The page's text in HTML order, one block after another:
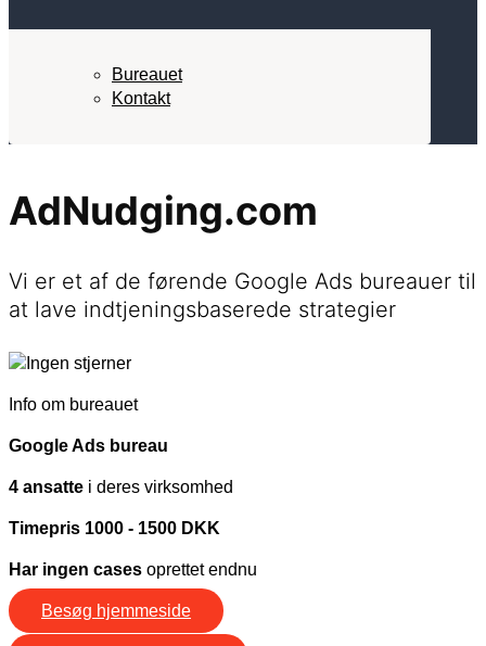
Bureauet
Kontakt
AdNudging.com
Vi er et af de førende Google Ads bureauer til
at lave indtjeningsbaserede strategier
Info om bureauet
Google Ads bureau
4 ansatte i deres virksomhed
Timepris 1000 - 1500 DKK
Har ingen cases oprettet endnu
Besøg hjemmeside